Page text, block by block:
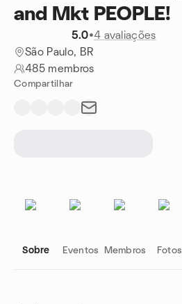
and Mkt PEOPLE!
5.0•4 avaliações
São Paulo, BR
485 membros
Compartilhar
Sobre Eventos Membros Fotos